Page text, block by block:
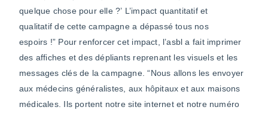
quelque chose pour elle ?’ L’impact quantitatif et
qualitatif de cette campagne a dépassé tous nos
espoirs !” Pour renforcer cet impact, l’asbl a fait imprimer
des affiches et des dépliants reprenant les visuels et les
messages clés de la campagne. “Nous allons les envoyer
aux médecins généralistes, aux hôpitaux et aux maisons
médicales. Ils portent notre site internet et notre numéro